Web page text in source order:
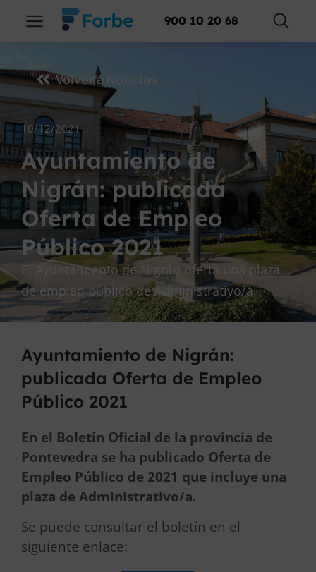
900 10 20 68
Volver a Noticias
10/12/2021
Ayuntamiento de
Nigrán: publicada
Oferta de Empleo
Público 2021
El Ayuntamiento de Nigrán oferta una plaza
de empleo público de Administrativo/a.
Ayuntamiento de Nigrán:
publicada Oferta de Empleo
Público 2021
En el Boletín Oficial de la provincia de
Pontevedra se ha publicado Oferta de
Empleo Público de 2021 que incluye una
plaza de Administrativo/a.
Se puede consultar el boletín en el
siguiente enlace: